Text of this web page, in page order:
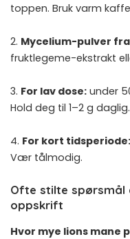
toppen. Bruk varm
2. Mycelium-pulver
fruktlegeme-ekstrakt
3. For lav dose: under
Hold deg til 1–2 g daglig.
4. For kort tidsperiode:
Vær tålmodig.
Ofte stilte spørsmål
oppskrift
Hvor mye lions mane